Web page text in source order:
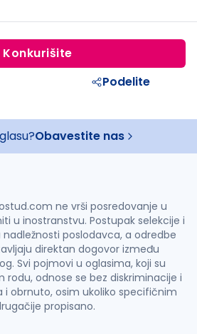
Konkurišite
Podelite
Obavestite nas
ne vrši posredovanje u
u inostranstvu. Postupak selekcije i
poslodavca, a odredbe
direktan dogovor između
Svi pojmovi u oglasima, koji su
odnose se bez diskriminacije i
i obrnuto, osim ukoliko specifičnim
propisano.